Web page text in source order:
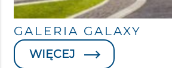
GALERIA GALAXY
WIĘCEJ